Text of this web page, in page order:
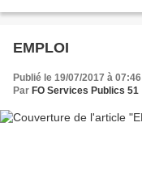
EMPLOI
Publié le 19/07/2017 à 07:46
Par FO Services Publics 51